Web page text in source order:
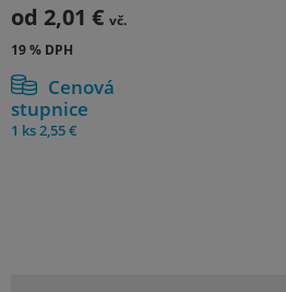
od 2,01 € vč.
19 % DPH
Cenová
stupnice
1 ks2,55 €